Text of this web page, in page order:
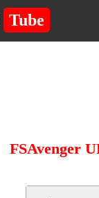
Tube
FSAvenger